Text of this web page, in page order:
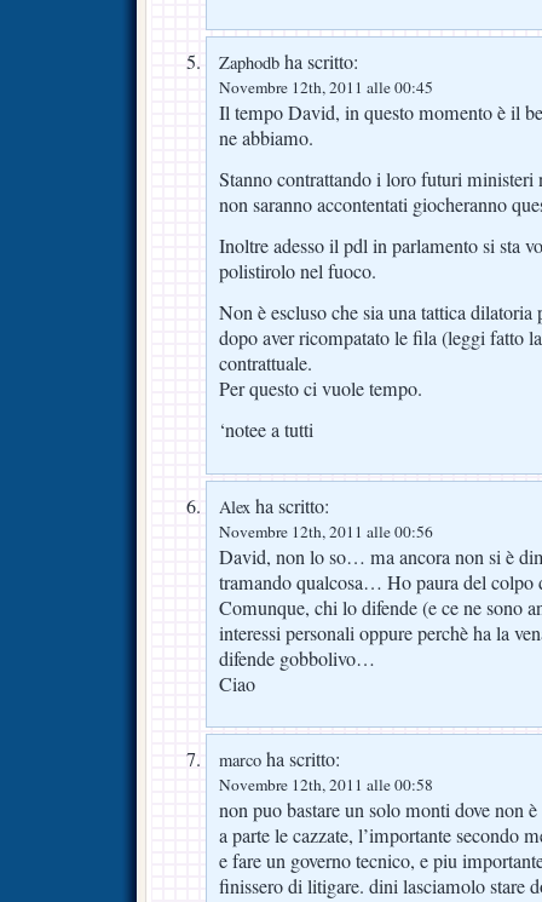
Zaphodb ha scritto:
Novembre 12th, 2011 alle 00:45
Il tempo David, in questo momento è il
ne abbiamo.
Stanno contrattando i loro futuri
non saranno accontentati giocheranno
Inoltre adesso il pdl in parlamento si sta
polistirolo nel fuoco.
Non è escluso che sia una tattica
dopo aver ricompatato le fila (leggi fatto
contrattuale.
Per questo ci vuole tempo.
‘notee a tutti
Alex ha scritto:
Novembre 12th, 2011 alle 00:56
David, non lo so… ma ancora non si è
tramando qualcosa… Ho paura del colpo
Comunque, chi lo difende (e ce ne sono
interessi personali oppure perchè ha la
difende gobbolivo…
Ciao
marco ha scritto:
Novembre 12th, 2011 alle 00:58
non puo bastare un solo monti dove non
a parte le cazzate, l’importante secondo
e fare un governo tecnico, e piu
finissero di litigare. dini lasciamolo stare